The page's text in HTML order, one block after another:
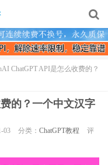
ChatGPT API是怎么收费的？
的？一个中文汉字
03 分类： ChatGPT教程
评